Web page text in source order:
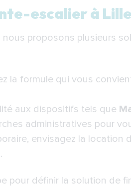
escalier à
proposons plusieurs
la formule qui vous
aux dispositifs tels que
administratives pour
envisagez la location
pour définir la solution de